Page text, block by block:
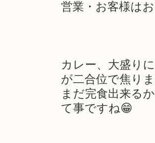
営業・お客様は
カレー、大盛り
が二合位で焦り
まだ完食出来る
て事ですね😁